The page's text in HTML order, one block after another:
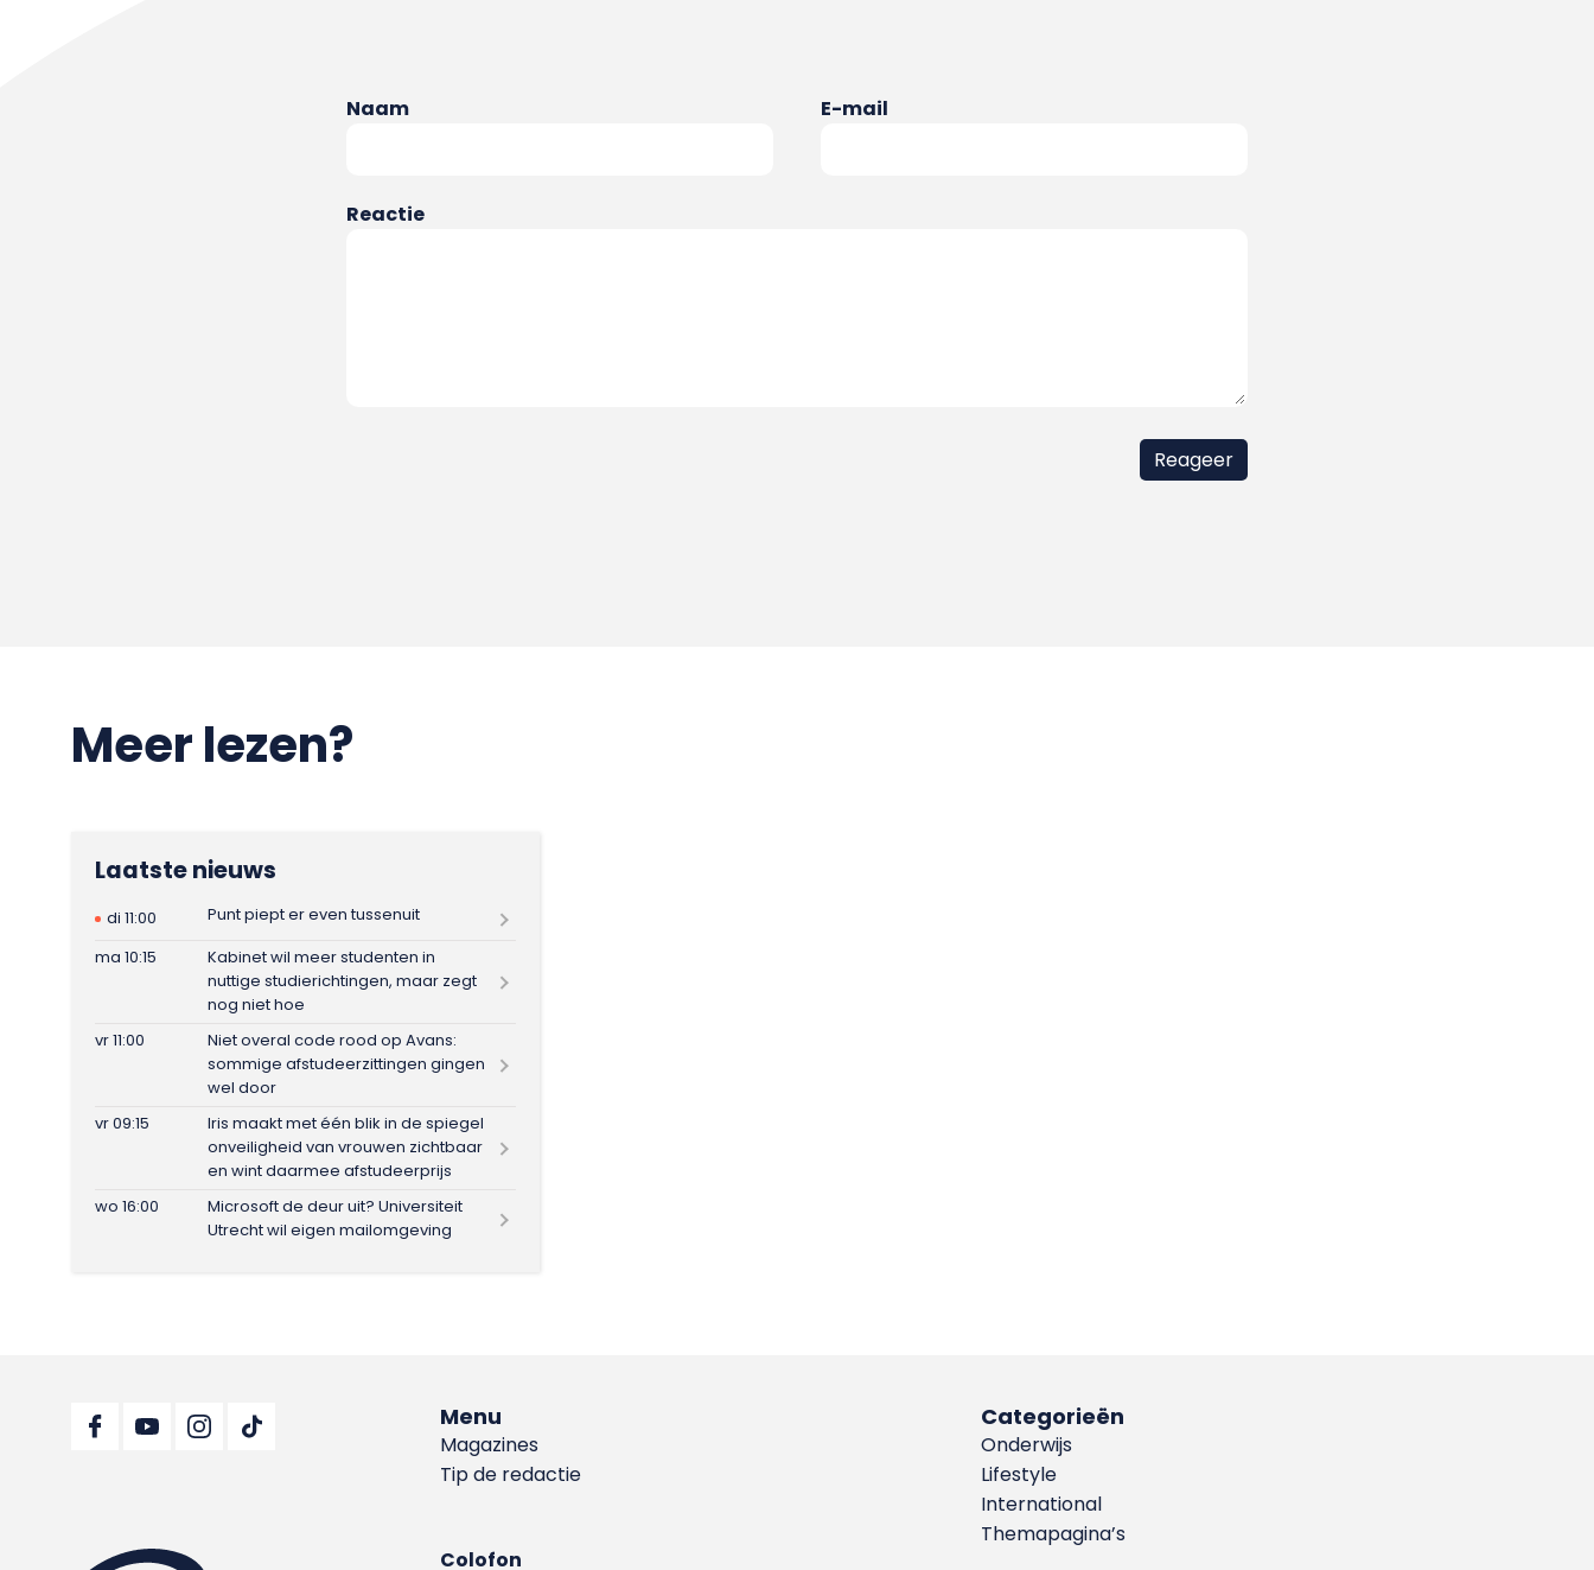
Naam E-mail
Reactie
Meer lezen?
Laatste nieuws
di 11:00
Punt piept er even tussenuit
ma 10:15
Kabinet wil meer studenten in
nuttige studierichtingen, maar zegt
nog niet hoe
vr 11:00
Niet overal code rood op Avans:
sommige afstudeerzittingen gingen
wel door
vr 09:15
Iris maakt met één blik in de spiegel
onveiligheid van vrouwen zichtbaar
en wint daarmee afstudeerprijs
wo 16:00
Microsoft de deur uit? Universiteit
Utrecht wil eigen mailomgeving
Menu
Magazines
Tip de redactie
Categorieën
Onderwijs
Lifestyle
International
Themapagina’s
Colofon